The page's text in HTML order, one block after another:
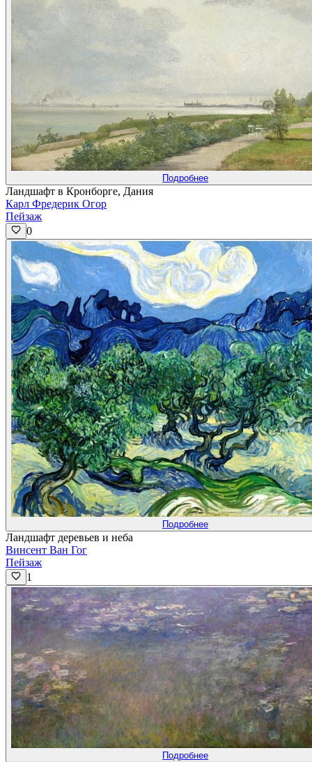
Подробнее
Ландшафт в Кронборге, Дания
Карл Фредерик Огор
Пейзаж
0
Подробнее
Ландшафт деревьев и неба
Винсент Ван Гог
Пейзаж
1
Подробнее